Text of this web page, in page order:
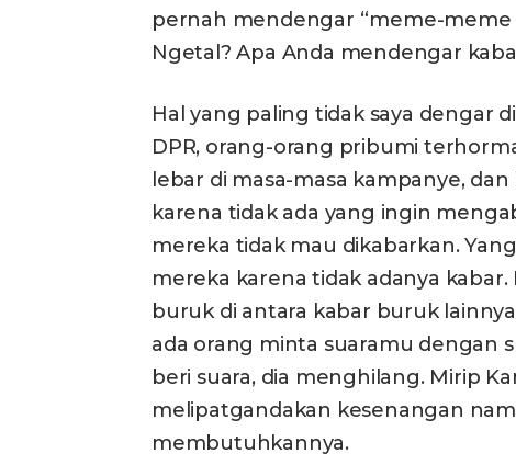
pernah mendengar “meme-meme
Ngetal? Apa Anda mendengar
Hal yang paling tidak saya dengar
DPR, orang-orang pribumi
lebar di masa-masa kampanye,
karena tidak ada yang ingin
mereka tidak mau dikabarkan.
mereka karena tidak adanya
buruk di antara kabar buruk
ada orang minta suaramu dengan
beri suara, dia menghilang. Mirip
melipatgandakan kesenangan
membutuhkannya.